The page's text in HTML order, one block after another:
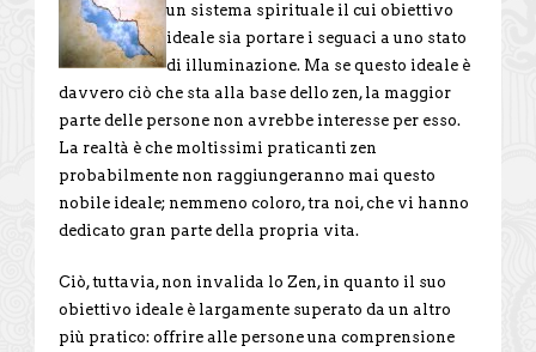
un sistema spirituale il cui obiettivo
ideale sia portare i seguaci a uno stato
di illuminazione. Ma se questo ideale è
davvero ciò che sta alla base dello zen, la maggior
parte delle persone non avrebbe interesse per esso.
La realtà è che moltissimi praticanti zen
probabilmente non raggiungeranno mai questo
nobile ideale; nemmeno coloro, tra noi, che vi hanno
dedicato gran parte della propria vita.
Ciò, tuttavia, non invalida lo Zen, in quanto il suo
obiettivo ideale è largamente superato da un altro
più pratico: offrire alle persone una comprensione